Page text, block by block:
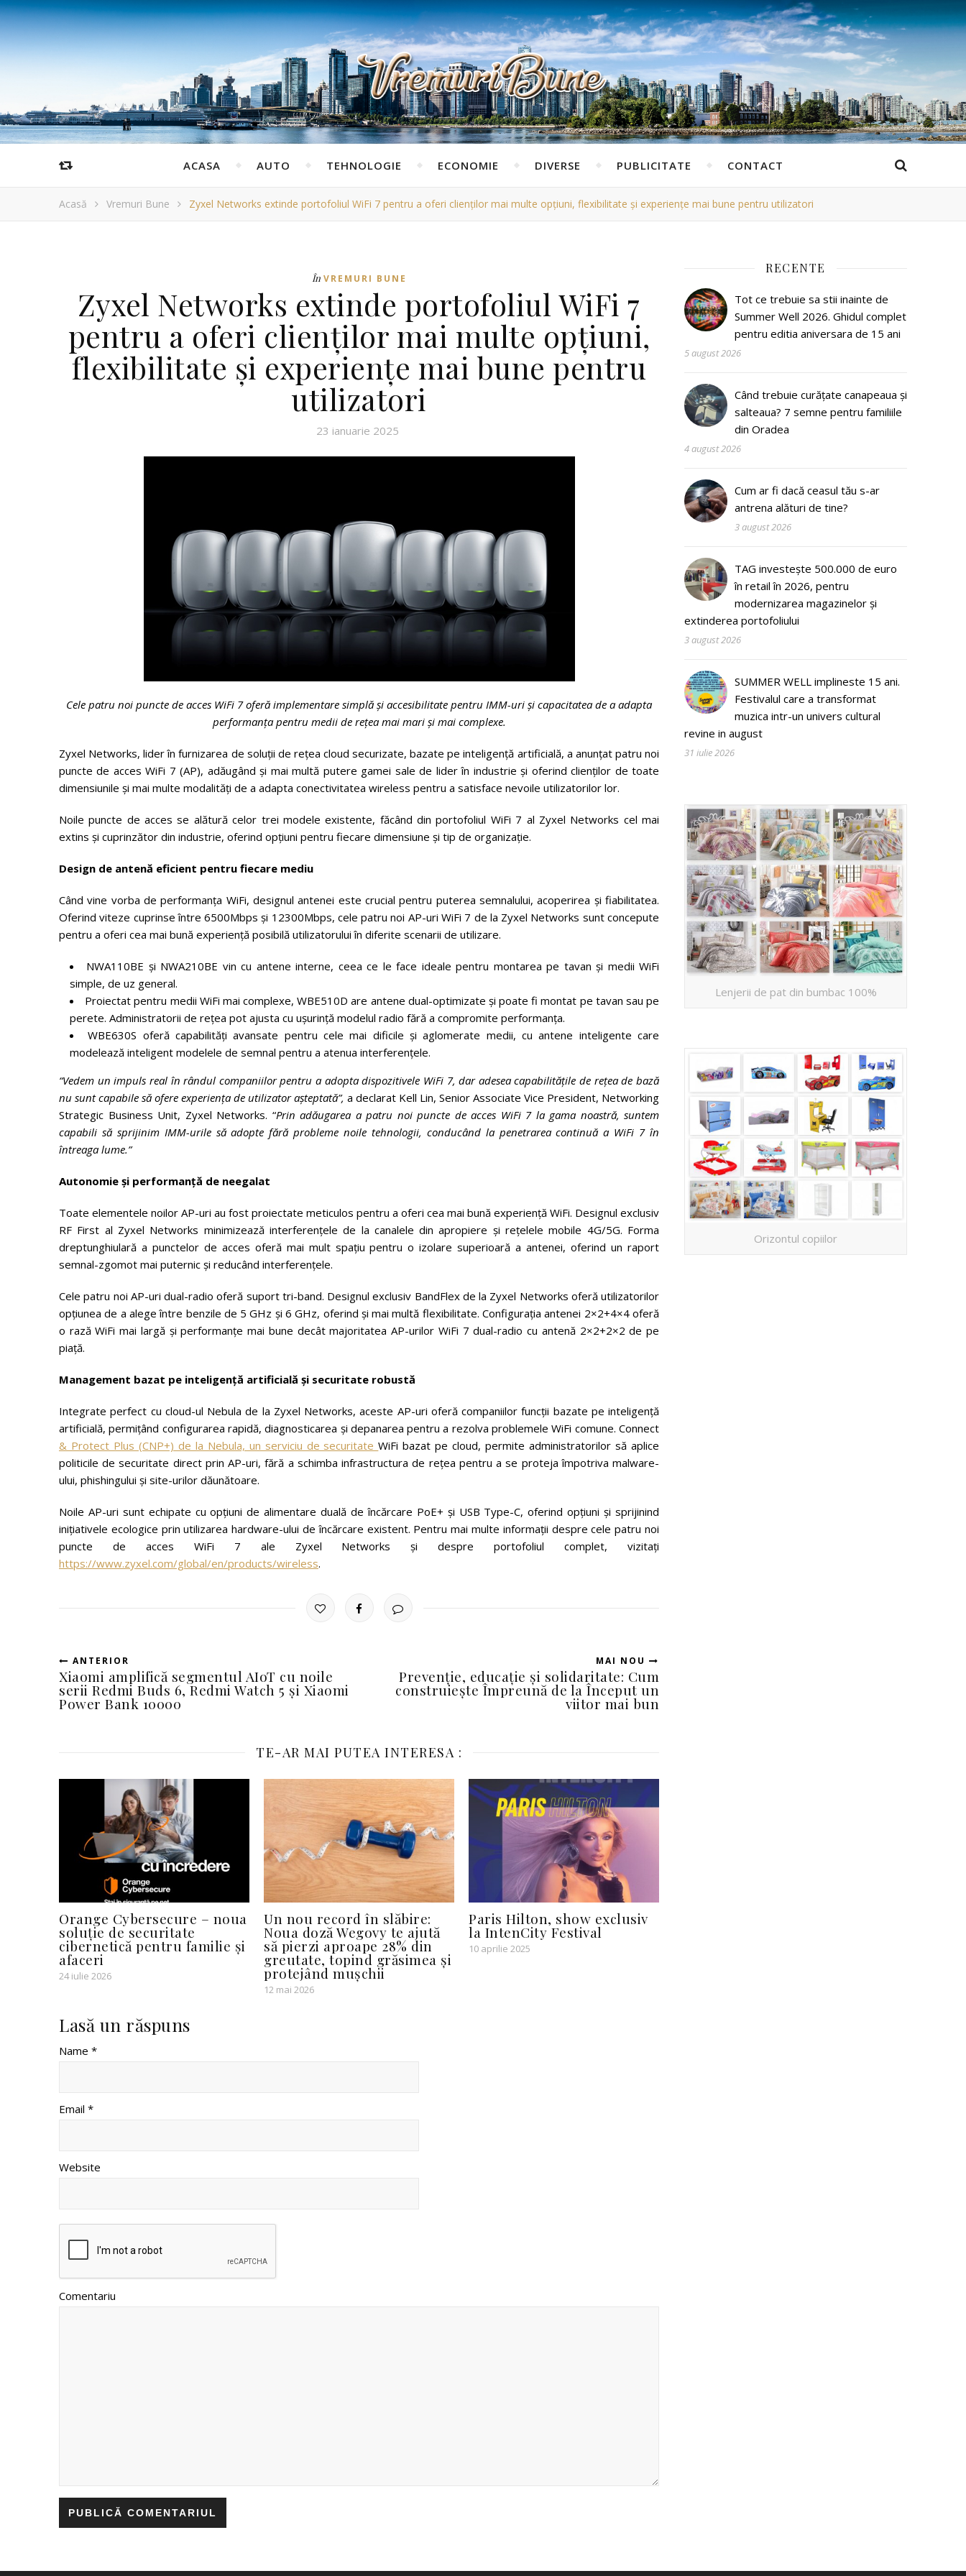
ACASA AUTO TEHNOLOGIE ECONOMIE DIVERSE PUBLICITATE CONTACT
Acasă Vremuri Bune Zyxel Networks extinde portofoliul WiFi 7 pentru a oferi clienților mai multe opțiuni, flexibilitate și experiențe mai bune pentru utilizatori
În VREMURI BUNE
Zyxel Networks extinde portofoliul WiFi 7
pentru a oferi clienților mai multe opțiuni,
flexibilitate și experiențe mai bune pentru
utilizatori
23 ianuarie 2025
Cele patru noi puncte de acces WiFi 7 oferă implementare simplă și accesibilitate pentru IMM-uri și capacitatea de a adapta
performanța pentru medii de rețea mai mari și mai complexe.
Zyxel Networks, lider în furnizarea de soluții de rețea cloud securizate, bazate pe inteligență artificială, a anunțat patru noi
puncte de acces WiFi 7 (AP), adăugând și mai multă putere gamei sale de lider în industrie și oferind clienților de toate
dimensiunile și mai multe modalități de a adapta conectivitatea wireless pentru a satisface nevoile utilizatorilor lor.
Noile puncte de acces se alătură celor trei modele existente, făcând din portofoliul WiFi 7 al Zyxel Networks cel mai
extins și cuprinzător din industrie, oferind opțiuni pentru fiecare dimensiune și tip de organizație.
Design de antenă eficient pentru fiecare mediu
Când vine vorba de performanța WiFi, designul antenei este crucial pentru puterea semnalului, acoperirea și fiabilitatea.
Oferind viteze cuprinse între 6500Mbps și 12300Mbps, cele patru noi AP-uri WiFi 7 de la Zyxel Networks sunt concepute
pentru a oferi cea mai bună experiență posibilă utilizatorului în diferite scenarii de utilizare.
NWA110BE și NWA210BE vin cu antene interne, ceea ce le face ideale pentru montarea pe tavan și medii WiFi
simple, de uz general.
Proiectat pentru medii WiFi mai complexe, WBE510D are antene dual-optimizate și poate fi montat pe tavan sau pe
perete. Administratorii de rețea pot ajusta cu ușurință modelul radio fără a compromite performanța.
WBE630S oferă capabilități avansate pentru cele mai dificile și aglomerate medii, cu antene inteligente care
modelează inteligent modelele de semnal pentru a atenua interferențele.
“Vedem un impuls real în rândul companiilor pentru a adopta dispozitivele WiFi 7, dar adesea capabilitățile de rețea de bază
nu sunt capabile să ofere experiența de utilizator așteptată”, a declarat Kell Lin, Senior Associate Vice President, Networking
Strategic Business Unit, Zyxel Networks. “Prin adăugarea a patru noi puncte de acces WiFi 7 la gama noastră, suntem
capabili să sprijinim IMM-urile să adopte fără probleme noile tehnologii, conducând la penetrarea continuă a WiFi 7 în
întreaga lume.”
Autonomie și performanță de neegalat
Toate elementele noilor AP-uri au fost proiectate meticulos pentru a oferi cea mai bună experiență WiFi. Designul exclusiv
RF First al Zyxel Networks minimizează interferențele de la canalele din apropiere și rețelele mobile 4G/5G. Forma
dreptunghiulară a punctelor de acces oferă mai mult spațiu pentru o izolare superioară a antenei, oferind un raport
semnal-zgomot mai puternic și reducând interferențele.
Cele patru noi AP-uri dual-radio oferă suport tri-band. Designul exclusiv BandFlex de la Zyxel Networks oferă utilizatorilor
opțiunea de a alege între benzile de 5 GHz și 6 GHz, oferind și mai multă flexibilitate. Configurația antenei 2×2+4×4 oferă
o rază WiFi mai largă și performanțe mai bune decât majoritatea AP-urilor WiFi 7 dual-radio cu antenă 2×2+2×2 de pe
piață.
Management bazat pe inteligență artificială și securitate robustă
Integrate perfect cu cloud-ul Nebula de la Zyxel Networks, aceste AP-uri oferă companiilor funcții bazate pe inteligență
artificială, permițând configurarea rapidă, diagnosticarea și depanarea pentru a rezolva problemele WiFi comune. Connect
& Protect Plus (CNP+) de la Nebula, un serviciu de securitateWiFi bazat pe cloud, permite administratorilor să aplice
politicile de securitate direct prin AP-uri, fără a schimba infrastructura de rețea pentru a se proteja împotriva malware-
ului, phishingului și site-urilor dăunătoare.
Noile AP-uri sunt echipate cu opțiuni de alimentare duală de încărcare PoE+ și USB Type-C, oferind opțiuni și sprijinind
inițiativele ecologice prin utilizarea hardware-ului de încărcare existent. Pentru mai multe informații despre cele patru noi
puncte de acces WiFi 7 ale Zyxel Networks și despre portofoliul complet, vizitați
https://www.zyxel.com/global/en/products/wireless.
ANTERIOR
Xiaomi amplifică segmentul AIoT cu noile
serii Redmi Buds 6, Redmi Watch 5 și Xiaomi
Power Bank 10000
MAI NOU
Prevenție, educație și solidaritate: Cum
construiește Împreună de la Început un
viitor mai bun
TE-AR MAI PUTEA INTERESA :
Orange Cybersecure – noua
soluție de securitate
cibernetică pentru familie și
afaceri
24 iulie 2026
Un nou record în slăbire:
Noua doză Wegovy te ajută
să pierzi aproape 28% din
greutate, topind grăsimea și
protejând mușchii
12 mai 2026
Paris Hilton, show exclusiv
la IntenCity Festival
10 aprilie 2025
Lasă un răspuns
Name *
Email *
Website
Comentariu
RECENTE
Tot ce trebuie sa stii inainte de
Summer Well 2026. Ghidul complet
pentru editia aniversara de 15 ani
5 august 2026
Când trebuie curățate canapeaua și
salteaua? 7 semne pentru familiile
din Oradea
4 august 2026
Cum ar fi dacă ceasul tău s-ar
antrena alături de tine?
3 august 2026
TAG investește 500.000 de euro
în retail în 2026, pentru
modernizarea magazinelor și
extinderea portofoliului
3 august 2026
SUMMER WELL implineste 15 ani.
Festivalul care a transformat
muzica intr-un univers cultural
revine in august
31 iulie 2026
Lenjerii de pat din bumbac 100%
Orizontul copiilor